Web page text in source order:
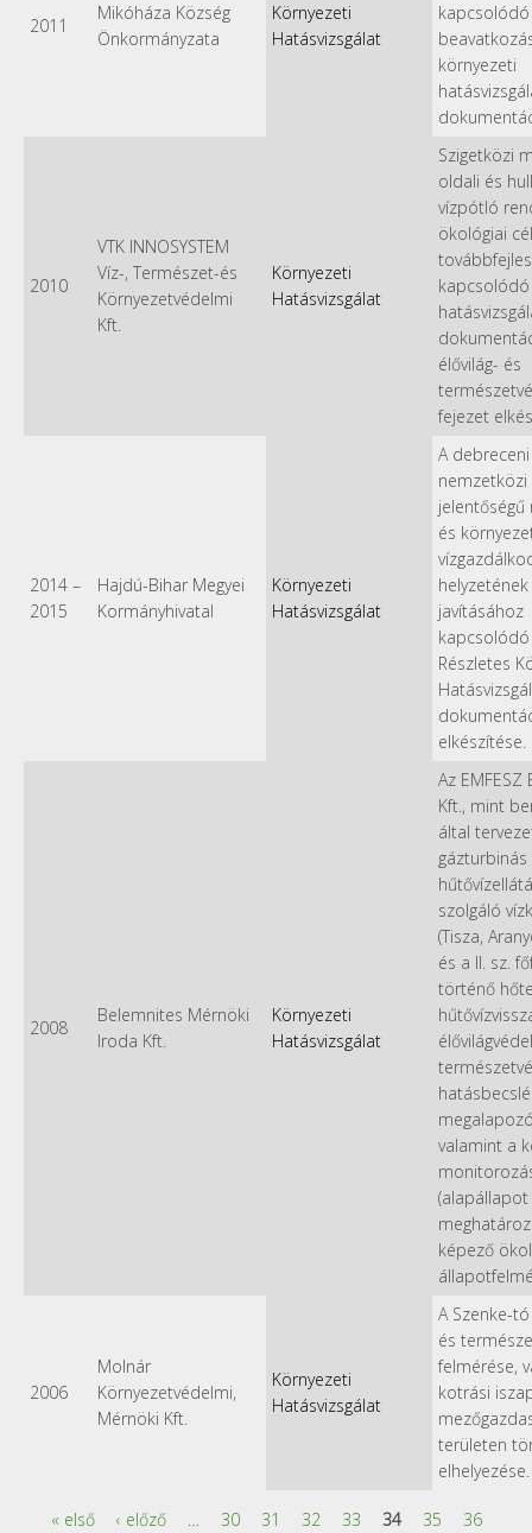
2011
Mikóháza Község
Önkormányzata
Környezeti
Hatásvizsgálat
kapcsolódó
környezeti
2010
VTK INNOSYSTEM
Víz-, Természet-és
Környezetvédelmi
Kft.
Környezeti
Hatásvizsgálat
Szigetközi
oldali és
vízpótló
ökológiai
kapcsolódó
élővilág- és
fejezet
2014 –
2015
Hajdú-Bihar Megyei
Kormányhivatal
Környezeti
Hatásvizsgálat
A debreceni
nemzetközi
és
helyzetének
javításához
kapcsolódó
Részletes
elkészítése.
2008
Belemnites Mérnöki
Iroda Kft.
Környezeti
Hatásvizsgálat
Az EMFESZ
Kft., mint
által
szolgáló
(Tisza,
és a II. sz.
történő
valamint a
(alapállapot
képező
2006
Molnár
Környezetvédelmi,
Mérnöki Kft.
Környezeti
Hatásvizsgálat
A Szenke-
és
felmérése,
kotrási
területen
elhelyezése.
« első ‹ előző … 30 31 32 33 34 35
36